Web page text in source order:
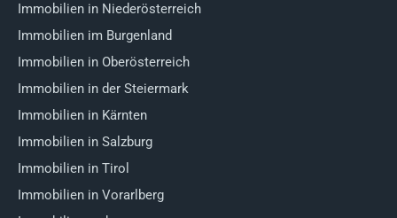
Immobilien in Niederösterreich
Immobilien im Burgenland
Immobilien in Oberösterreich
Immobilien in der Steiermark
Immobilien in Kärnten
Immobilien in Salzburg
Immobilien in Tirol
Immobilien in Vorarlberg